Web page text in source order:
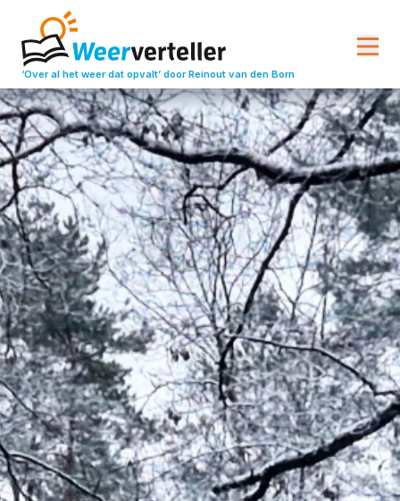
‘Over al het weer dat opvalt’ door Reinout van den Born